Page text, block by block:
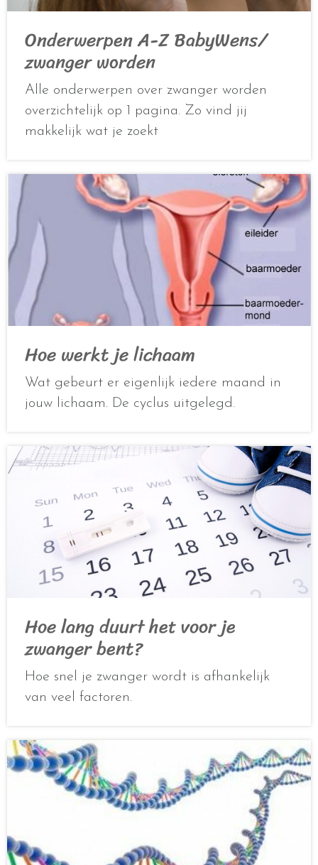
Onderwerpen A-Z BabyWens/
zwanger worden
Alle onderwerpen over zwanger worden
overzichtelijk op 1 pagina. Zo vind jij
makkelijk wat je zoekt
Hoe werkt je lichaam
Wat gebeurt er eigenlijk iedere maand in
jouw lichaam. De cyclus uitgelegd.
Hoe lang duurt het voor je
zwanger bent?
Hoe snel je zwanger wordt is afhankelijk
van veel factoren.